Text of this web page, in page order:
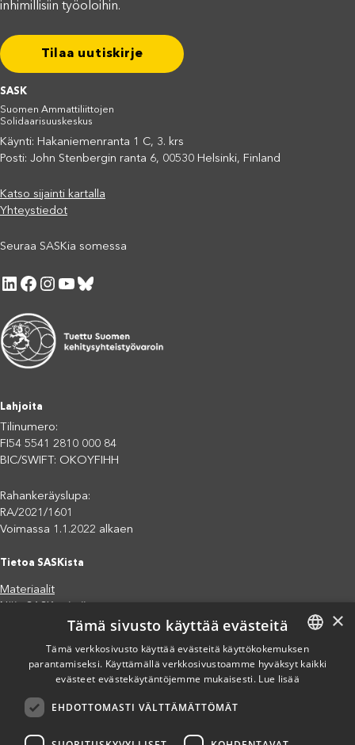
inhimillisiin työoloihin.
Tilaa uutiskirje
SASK
Suomen Ammattiliittojen
Solidaarisuuskeskus
Käynti: Hakaniemenranta 1 C, 3. krs
Posti: John Stenbergin ranta 6, 00530 Helsinki, Finland
Katso sijainti kartalla
Yhteystiedot
Seuraa SASKia somessa
LinkedIn Facebook Instagram YouTube Bluesky
Lahjoita
Tilinumero:
FI54 5541 2810 000 84
BIC/SWIFT: OKOYFIHH
Rahankeräyslupa:
RA/2021/1601
Voimassa 1.1.2022 alkaen
Tietoa SASKista
Materiaalit
Jäsenjärjestöt
Saavutettavuusseloste
Tietosuojaseloste
Eettiset periaatteet (pdf)
Lahjoita
Osallistu
FINNISH
×
Tämä sivusto käyttää evästeitä
Tämä verkkosivusto käyttää evästeitä käyttökokemuksen
parantamiseksi. Käyttämällä verkkosivustoamme hyväksyt kaikki
evästeet evästekäytäntöjemme mukaisesti. Lue lisää
EHDOTTOMASTI VÄLTTÄMÄTTÖMÄT